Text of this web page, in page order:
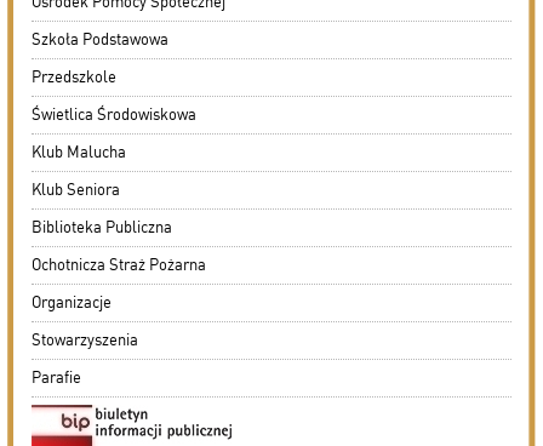
Kolejna dotacja dla OSP
DZISIEJSZY
Siódmy dzień Pieszej Pielgrzymki Drohiczyńskiej.
Wytrwałość, modlitwa i droga ku Jasnej Górze /AUDIO/
DZISIEJSZY Miejska Biblioteka Publiczna w Siemiatyczach
„Historie blisko ludzi – Podlaskie inspiracje”
07.08.2026 Komenda Policji Siemiatycze
Szedł ulicą z nożem w ręku i metalową rurką - w plecaku
miał skradziony alkohol i perfumy